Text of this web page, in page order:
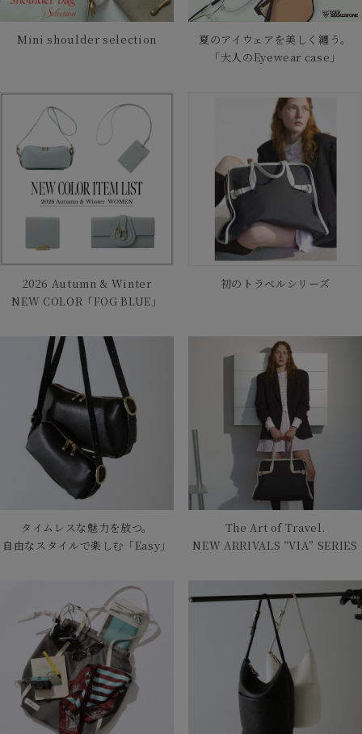
Mini shoulder selection
夏のアイウェアを美しく纏う。
「大人のEyewear case」
2026 Autumn & Winter
NEW COLOR「FOG BLUE」
初のトラベルシリーズ
タイムレスな魅力を放つ。
自由なスタイルで楽しむ「Easy」
The Art of Travel.
NEW ARRIVALS “VIA” SERIES